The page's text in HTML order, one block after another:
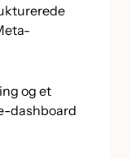
og et
dashboard